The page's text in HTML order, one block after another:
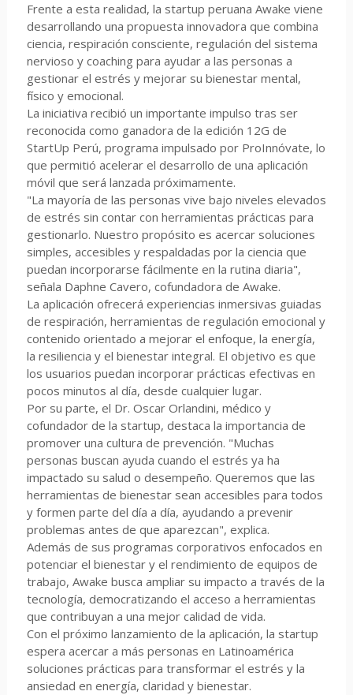
Frente a esta realidad, la startup peruana Awake viene
desarrollando una propuesta innovadora que combina
ciencia, respiración consciente, regulación del sistema
nervioso y coaching para ayudar a las personas a
gestionar el estrés y mejorar su bienestar mental,
físico y emocional.
La iniciativa recibió un importante impulso tras ser
reconocida como ganadora de la edición 12G de
StartUp Perú, programa impulsado por ProInnóvate, lo
que permitió acelerar el desarrollo de una aplicación
móvil que será lanzada próximamente.
"La mayoría de las personas vive bajo niveles elevados
de estrés sin contar con herramientas prácticas para
gestionarlo. Nuestro propósito es acercar soluciones
simples, accesibles y respaldadas por la ciencia que
puedan incorporarse fácilmente en la rutina diaria",
señala Daphne Cavero, cofundadora de Awake.
La aplicación ofrecerá experiencias inmersivas guiadas
de respiración, herramientas de regulación emocional y
contenido orientado a mejorar el enfoque, la energía,
la resiliencia y el bienestar integral. El objetivo es que
los usuarios puedan incorporar prácticas efectivas en
pocos minutos al día, desde cualquier lugar.
Por su parte, el Dr. Oscar Orlandini, médico y
cofundador de la startup, destaca la importancia de
promover una cultura de prevención. "Muchas
personas buscan ayuda cuando el estrés ya ha
impactado su salud o desempeño. Queremos que las
herramientas de bienestar sean accesibles para todos
y formen parte del día a día, ayudando a prevenir
problemas antes de que aparezcan", explica.
Además de sus programas corporativos enfocados en
potenciar el bienestar y el rendimiento de equipos de
trabajo, Awake busca ampliar su impacto a través de la
tecnología, democratizando el acceso a herramientas
que contribuyan a una mejor calidad de vida.
Con el próximo lanzamiento de la aplicación, la startup
espera acercar a más personas en Latinoamérica
soluciones prácticas para transformar el estrés y la
ansiedad en energía, claridad y bienestar.